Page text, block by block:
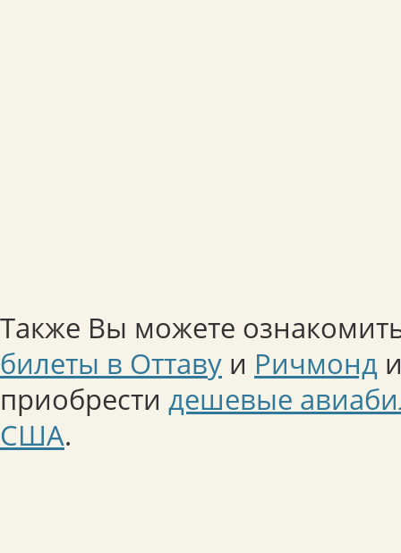
Также Вы можете
билеты в Оттаву и Ричмонд
приобрести дешевые
США.